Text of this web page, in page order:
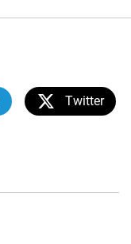
Twitter